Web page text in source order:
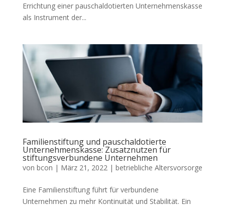
Errichtung einer pauschaldotierten Unternehmenskasse
als Instrument der...
Familienstiftung und pauschaldotierte
Unternehmenskasse: Zusatznutzen für
stiftungsverbundene Unternehmen
von bcon | März 21, 2022 | betriebliche Altersvorsorge
Eine Familienstiftung führt für verbundene
Unternehmen zu mehr Kontinuität und Stabilität. Ein